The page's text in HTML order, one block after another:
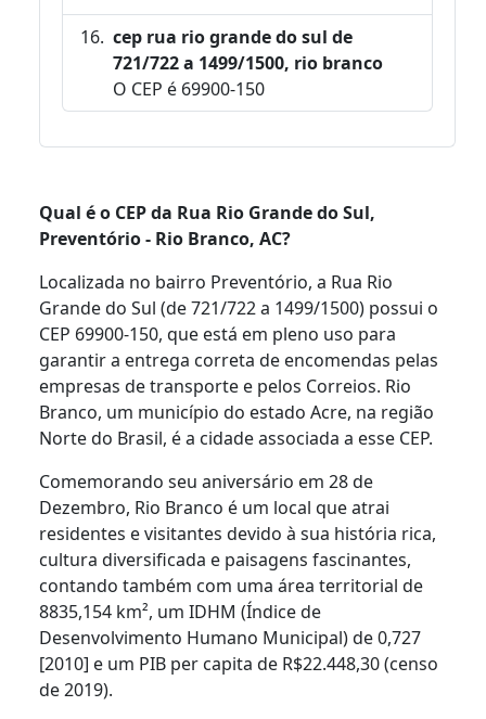
cep rua rio grande do sul de
721/722 a 1499/1500, rio branco
O CEP é 69900-150
Qual é o CEP da Rua Rio Grande do Sul,
Preventório - Rio Branco, AC?
Localizada no bairro Preventório, a Rua Rio
Grande do Sul (de 721/722 a 1499/1500) possui o
CEP 69900-150, que está em pleno uso para
garantir a entrega correta de encomendas pelas
empresas de transporte e pelos Correios. Rio
Branco, um município do estado Acre, na região
Norte do Brasil, é a cidade associada a esse CEP.
Comemorando seu aniversário em 28 de
Dezembro, Rio Branco é um local que atrai
residentes e visitantes devido à sua história rica,
cultura diversificada e paisagens fascinantes,
contando também com uma área territorial de
8835,154 km², um IDHM (Índice de
Desenvolvimento Humano Municipal) de 0,727
[2010] e um PIB per capita de R$22.448,30 (censo
de 2019).